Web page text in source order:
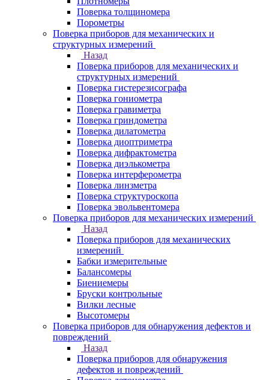
Поверка толщиномера
Порометры
Поверка приборов для механических и
структурных измерений
Назад
Поверка приборов для механических и
структурных измерений
Поверка гистерезисографа
Поверка гониометра
Поверка гравиметра
Поверка гриндометра
Поверка дилатометра
Поверка диоптриметра
Поверка дифрактометра
Поверка диэлькометра
Поверка интерферометра
Поверка линзметра
Поверка структуроскопа
Поверка эвольвентомера
Поверка приборов для механических измерений
Назад
Поверка приборов для механических
измерений
Бабки измерительные
Балансомеры
Биениемеры
Бруски контрольные
Вилки лесные
Высотомеры
Поверка приборов для обнаружения дефектов и
повреждений
Назад
Поверка приборов для обнаружения
дефектов и повреждений